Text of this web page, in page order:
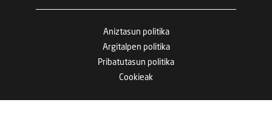
Aniztasun politika
Argitalpen politika
Pribatutasun politika
Cookieak